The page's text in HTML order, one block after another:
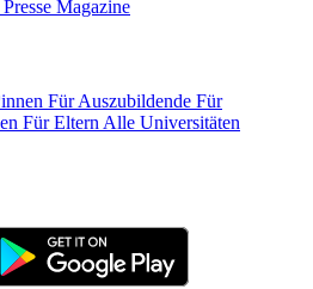
Presse Magazine
Für Auszubildende Für
Für Eltern Alle Universitäten